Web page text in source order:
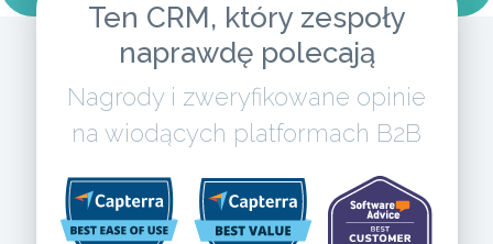
Ten CRM, który zespoły
naprawdę polecają
Nagrody i zweryfikowane opinie
na wiodących platformach B2B